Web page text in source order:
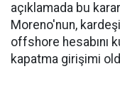
açıklamada bu
Moreno'nun,
offshore hesabını
kapatma girişimi